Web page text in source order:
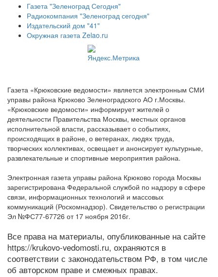
Газета "Зеленоград Сегодня"
Радиокомпания "Зеленоград сегодня"
Издательский дом "41"
Окружная газета Zelao.ru
Газета «Крюковские ведомости» является электронным СМИ
управы района Крюково Зеленоградского АО г.Москвы.
«Крюковские ведомости» информирует жителей о
деятельности Правительства Москвы, местных органов
исполнительной власти, рассказывает о событиях,
происходящих в районе, о ветеранах, людях труда,
творческих коллективах, освещает и анонсирует культурные,
развлекательные и спортивные мероприятия района.
Электронная газета управы района Крюково города Москвы
зарегистрирована Федеральной службой по надзору в сфере
связи, информационных технологий и массовых
коммуникаций (Роскомнадзор). Свидетельство о регистрации
Эл №ФС77-67726 от 17 ноября 2016г.
Все права на материалы, опубликованные на сайте
https://krukovo-vedomosti.ru, охраняются в
соответствии с законодательством РФ, в том числе
об авторском праве и смежных правах.